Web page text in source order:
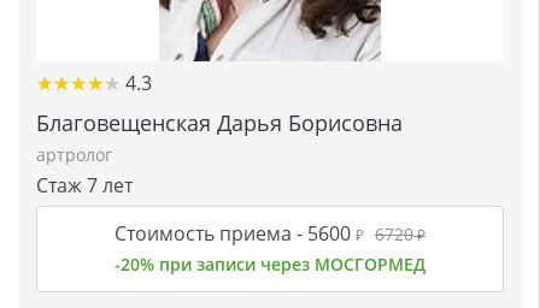
★★★★★
★★★★★ 4.3
Благовещенская Дарья Борисовна
артролог
Стаж 7 лет
Стоимость приема - 5600 ₽ 6720₽
-20% при записи через МОСГОРМЕД